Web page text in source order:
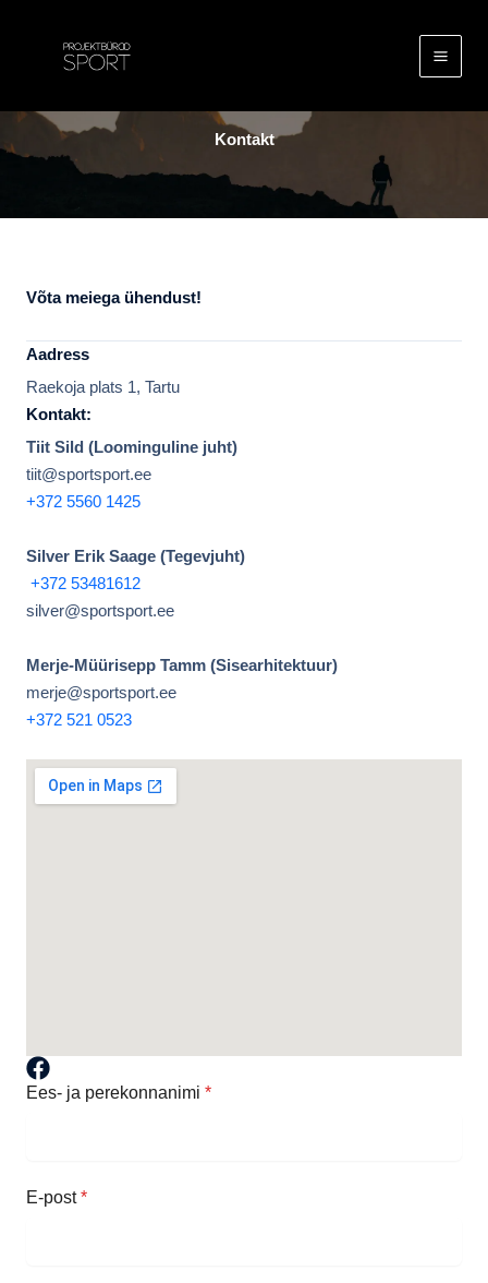
Kontakt
Võta meiega ühendust!
Aadress
Raekoja plats 1, Tartu
Kontakt:
Tiit Sild (Loominguline juht)
tiit@sportsport.ee
+372 5560 1425
Silver Erik Saage (Tegevjuht)
+372 53481612
silver@sportsport.ee
Merje-Müürisepp Tamm (Sisearhitektuur)
merje@sportsport.ee
+372 521 0523
Ees- ja perekonnanimi *
E-post*